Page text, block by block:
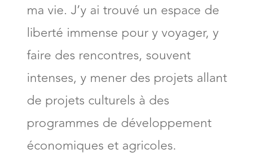
ma vie. J’y ai trouvé un espace de
liberté immense pour y voyager, y
faire des rencontres, souvent
intenses, y mener des projets allant
de projets culturels à des
programmes de développement
économiques et agricoles.